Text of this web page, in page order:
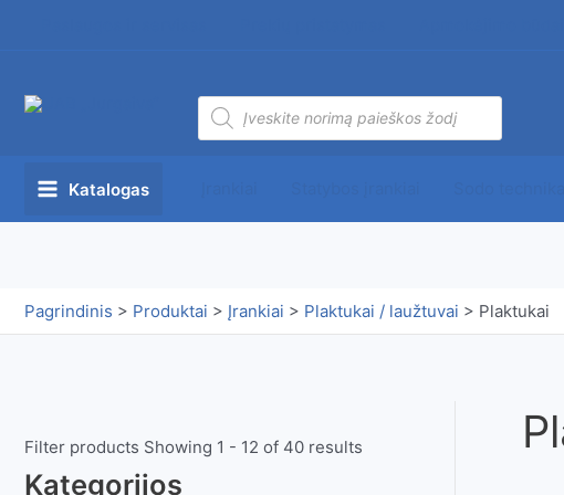
Products
search
Katalogas
Pagrindinis > Produktai > Įrankiai > Plaktukai / laužtuvai > Plaktukai
Filter products Showing 1 - 12 of 40 results
Kategorijos